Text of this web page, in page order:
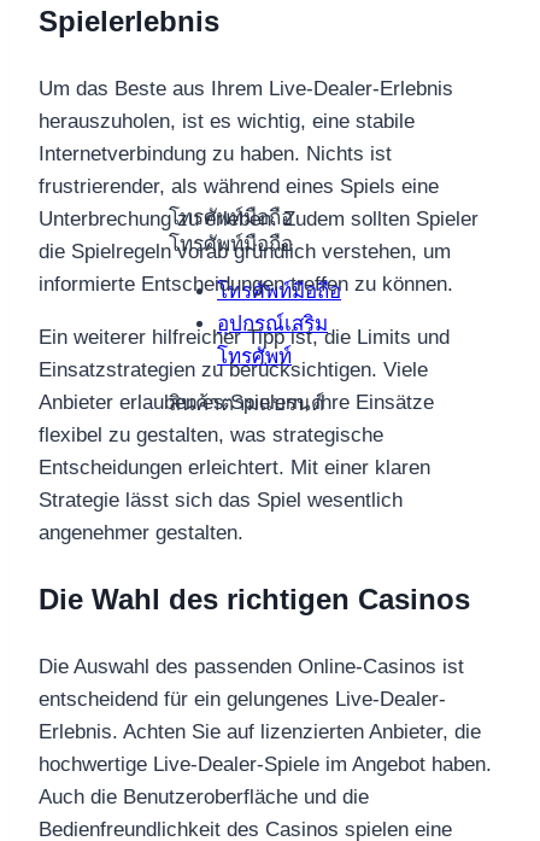
โทรศัพท์มือถือ
โทรศัพท์มือถือ
โทรศัพท์มือถือ
อุปกรณ์เสริม
โทรศัพท์
สินค้าตามแบรนด์
Spielerlebnis
Um das Beste aus Ihrem Live-Dealer-Erlebnis
herauszuholen, ist es wichtig, eine stabile
Internetverbindung zu haben. Nichts ist
frustrierender, als während eines Spiels eine
Unterbrechung zu erleben. Zudem sollten Spieler
die Spielregeln vorab gründlich verstehen, um
informierte Entscheidungen treffen zu können.
Ein weiterer hilfreicher Tipp ist, die Limits und
Einsatzstrategien zu berücksichtigen. Viele
Anbieter erlauben es Spielern, ihre Einsätze
flexibel zu gestalten, was strategische
Entscheidungen erleichtert. Mit einer klaren
Strategie lässt sich das Spiel wesentlich
angenehmer gestalten.
Die Wahl des richtigen Casinos
Die Auswahl des passenden Online-Casinos ist
entscheidend für ein gelungenes Live-Dealer-
Erlebnis. Achten Sie auf lizenzierten Anbieter, die
hochwertige Live-Dealer-Spiele im Angebot haben.
Auch die Benutzeroberfläche und die
Bedienfreundlichkeit des Casinos spielen eine